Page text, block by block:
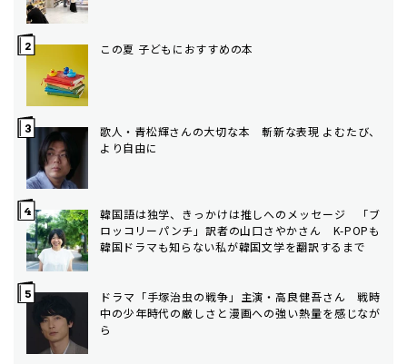
この夏 子どもにおすすめの本
歌人・青松輝さんの大切な本 斬新な表現 よむたび、
より自由に
韓国語は独学、きっかけは推しへのメッセージ 「ブ
ロッコリーパンチ」訳者の山口さやかさん K-POPも
韓国ドラマも知らない私が韓国文学を翻訳するまで
ドラマ「手塚治虫の戦争」主演・高良健吾さん 戦時
中の少年時代の厳しさと漫画への強い熱量を感じなが
ら